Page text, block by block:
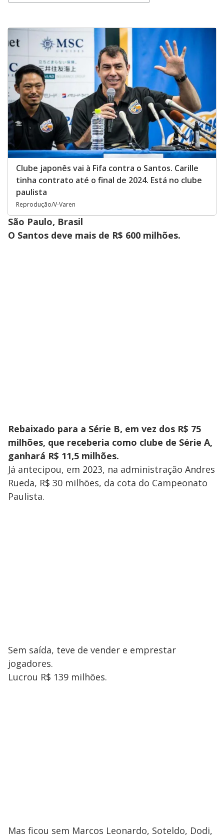
Clube japonês vai à Fifa contra o Santos. Carille
tinha contrato até o final de 2024. Está no clube
paulista
Reprodução/V-Varen
São Paulo, Brasil
O Santos deve mais de R$ 600 milhões.
Rebaixado para a Série B, em vez dos R$ 75
milhões, que receberia como clube de Série A,
ganhará R$ 11,5 milhões.
Já antecipou, em 2023, na administração Andres
Rueda, R$ 30 milhões, da cota do Campeonato
Paulista.
Sem saída, teve de vender e emprestar
jogadores.
Lucrou R$ 139 milhões.
Mas ficou sem Marcos Leonardo, Soteldo, Dodi,